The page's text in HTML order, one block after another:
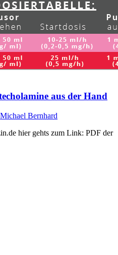
aus der Hand
Michael Bernhard
hier gehts zum Link: PDF der